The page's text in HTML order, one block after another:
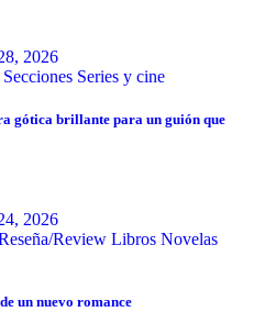
2026
Secciones Series y cine
gótica brillante para un guión que
2026
Review Libros Novelas
un nuevo romance